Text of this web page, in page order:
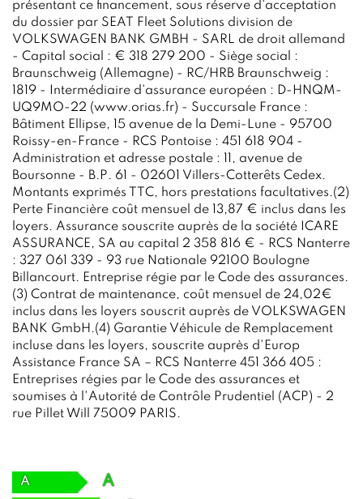
présentant ce financement, sous réserve d'acceptation
du dossier par SEAT Fleet Solutions division de
VOLKSWAGEN BANK GMBH - SARL de droit allemand
- Capital social : € 318 279 200 - Siège social :
Braunschweig (Allemagne) - RC/HRB Braunschweig :
1819 - Intermédiaire d'assurance européen : D-HNQM-
UQ9MO-22 (www.orias.fr) - Succursale France :
Bâtiment Ellipse, 15 avenue de la Demi-Lune - 95700
Roissy-en-France - RCS Pontoise : 451 618 904 -
Administration et adresse postale : 11, avenue de
Boursonne - B.P. 61 - 02601 Villers-Cotterêts Cedex.
Montants exprimés TTC, hors prestations facultatives.(2)
Perte Financière coût mensuel de 13,87 € inclus dans les
loyers. Assurance souscrite auprès de la société ICARE
ASSURANCE, SA au capital 2 358 816 € - RCS Nanterre
: 327 061 339 - 93 rue Nationale 92100 Boulogne
Billancourt. Entreprise régie par le Code des assurances.
(3) Contrat de maintenance, coût mensuel de 24,02€
inclus dans les loyers souscrit auprès de VOLKSWAGEN
BANK GmbH.(4) Garantie Véhicule de Remplacement
incluse dans les loyers, souscrite auprès d'Europ
Assistance France SA – RCS Nanterre 451 366 405 :
Entreprises régies par le Code des assurances et
soumises à l'Autorité de Contrôle Prudentiel (ACP) - 2
rue Pillet Will 75009 PARIS.
A A